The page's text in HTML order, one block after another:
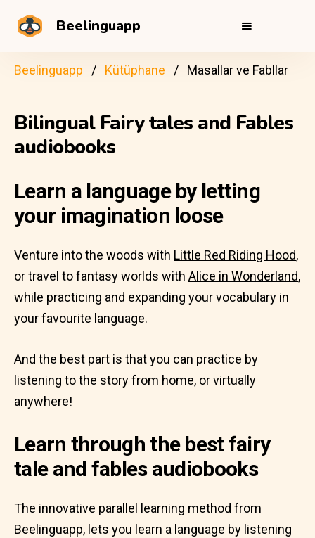
Beelinguapp
Beelinguapp Kütüphane Masallar ve Fabllar
Bilingual Fairy tales and Fables
audiobooks
Learn a language by letting
your imagination loose
Venture into the woods with Little Red Riding Hood,
or travel to fantasy worlds with Alice in Wonderland,
while practicing and expanding your vocabulary in
your favourite language.
And the best part is that you can practice by
listening to the story from home, or virtually
anywhere!
Learn through the best fairy
tale and fables audiobooks
The innovative parallel learning method from
Beelinguapp, lets you learn a language by listening